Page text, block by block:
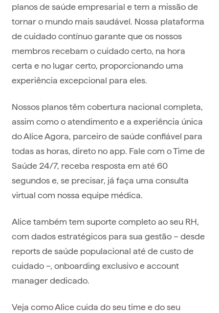
planos de saúde empresarial e tem a missão de
tornar o mundo mais saudável. Nossa plataforma
de cuidado contínuo garante que os nossos
membros recebam o cuidado certo, na hora
certa e no lugar certo, proporcionando uma
experiência excepcional para eles.
Nossos planos têm cobertura nacional completa,
assim como o atendimento e a experiência única
do Alice Agora, parceiro de saúde confiável para
todas as horas, direto no app. Fale com o Time de
Saúde 24/7, receba resposta em até 60
segundos e, se precisar, já faça uma consulta
virtual com nossa equipe médica.
Alice também tem suporte completo ao seu RH,
com dados estratégicos para sua gestão – desde
reports de saúde populacional até de custo de
cuidado –, onboarding exclusivo e account
manager dedicado.
Veja como Alice cuida do seu time e do seu